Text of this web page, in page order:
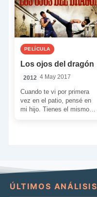
PELÍCULA
Los ojos del dragón
2012 4 May 2017
Cuando te vi por primera
vez en el patio, pensé en
mi hijo. Tienes el mismo
ÚLTIMOS ANÁLISIS